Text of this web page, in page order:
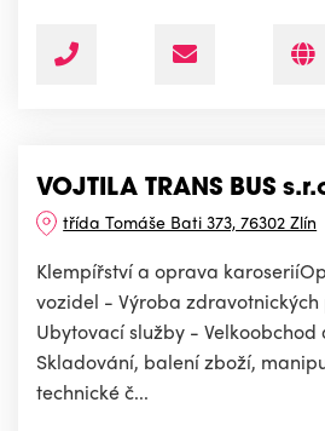
VOJTILA TRANS BUS
třída Tomáše Bati 373, 76302 Zlín
Klempířství a oprava
vozidel - Výroba
Ubytovací služby -
Skladování, balení zboží,
technické č...